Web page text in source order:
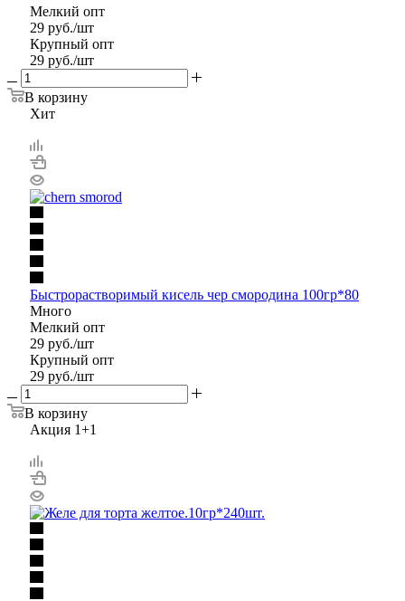
Мелкий опт
29 руб./шт
Крупный опт
29 руб./шт
В корзину
Хит
Быстрорастворимый кисель чер смородина 100гр*80
Много
Мелкий опт
29 руб./шт
Крупный опт
29 руб./шт
В корзину
Акция 1+1